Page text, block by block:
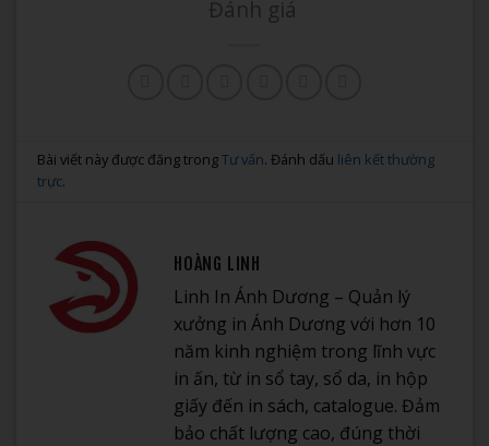
Đánh giá
Bài viết này được đăng trongTư vấn. Đánh dấu liên kết thường
trực.
HOÀNG LINH
Linh In Ánh Dương – Quản lý
xưởng in Ánh Dương với hơn 10
năm kinh nghiệm trong lĩnh vực
in ấn, từ in sổ tay, sổ da, in hộp
giấy đến in sách, catalogue. Đảm
bảo chất lượng cao, đúng thời